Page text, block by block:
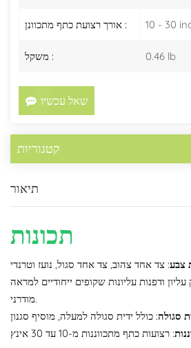
אורך רצועת כתף מתכוונן : 10 - 30
משקל : 0.46 lb
שאל עכשיו
קטגוריות
תיאור
תכונות
צבע
ודפנות עליונות שקופים ייחודיים למראה
מודרני.
סגולה